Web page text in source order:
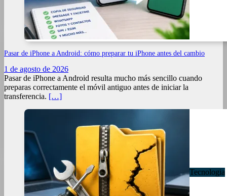
Pasar de iPhone a Android: cómo preparar tu iPhone antes del cambio
1 de agosto de 2026
Pasar de iPhone a Android resulta mucho más sencillo cuando
preparas correctamente el móvil antiguo antes de iniciar la
transferencia. […]
Tecnologia